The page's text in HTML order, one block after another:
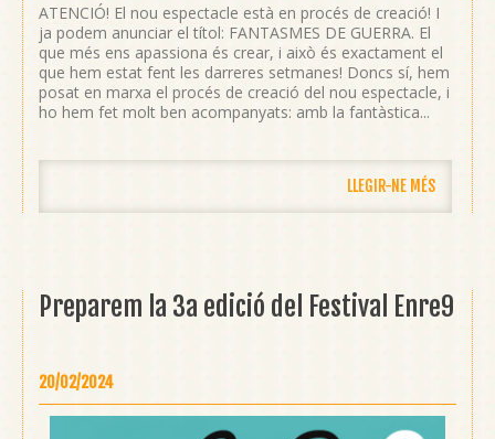
ATENCIÓ! El nou espectacle està en procés de creació! I
ja podem anunciar el títol: FANTASMES DE GUERRA. El
que més ens apassiona és crear, i això és exactament el
que hem estat fent les darreres setmanes! Doncs sí, hem
posat en marxa el procés de creació del nou espectacle, i
ho hem fet molt ben acompanyats: amb la fantàstica...
LLEGIR-NE MÉS
Preparem la 3a edició del Festival Enre9
20/02/2024